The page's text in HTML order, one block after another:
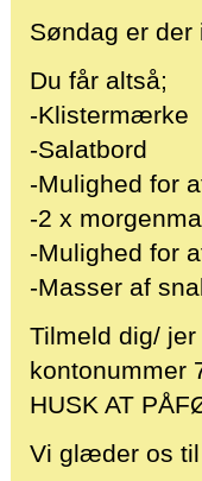
Søndag er der
Du får altså;
-Klistermærke
-Salatbord
-Mulighed for
-2 x
-Mulighed for
-Masser af
Tilmeld dig/
kontonummer
HUSK AT
Vi glæder os